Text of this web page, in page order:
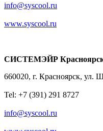
info@syscool.ru
www.syscool.ru
СИСТЕМЭЙР
660020, г. Красноярск, ул.
Tel: +7 (391) 291 8727
info@syscool.ru